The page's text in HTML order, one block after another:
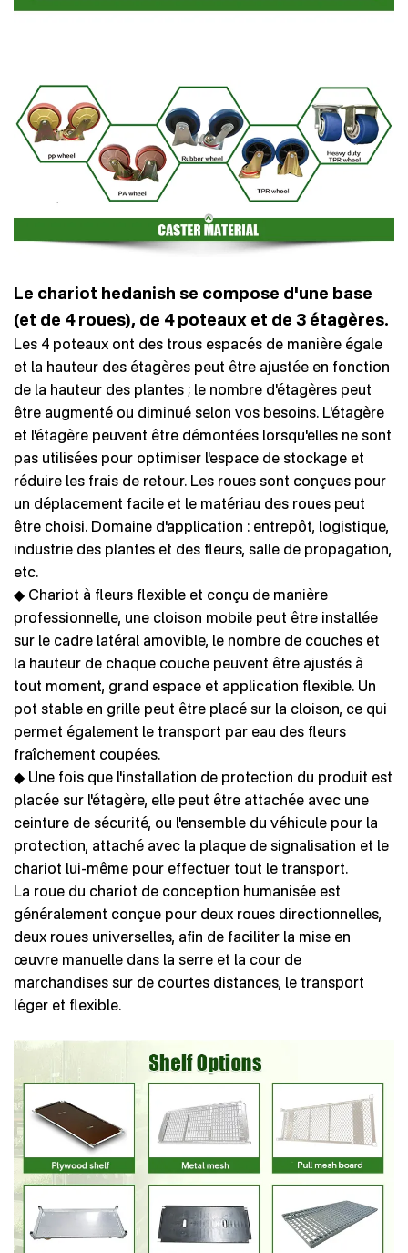
Le chariot hedanish se compose d'une base
(et de 4 roues), de 4 poteaux et de 3 étagères.
Les 4 poteaux ont des trous espacés de manière égale
et la hauteur des étagères peut être ajustée en fonction
de la hauteur des plantes ; le nombre d'étagères peut
être augmenté ou diminué selon vos besoins. L'étagère
et l'étagère peuvent être démontées lorsqu'elles ne sont
pas utilisées pour optimiser l'espace de stockage et
réduire les frais de retour. Les roues sont conçues pour
un déplacement facile et le matériau des roues peut
être choisi. Domaine d'application : entrepôt, logistique,
industrie des plantes et des fleurs, salle de propagation,
etc.
◆ Chariot à fleurs flexible et conçu de manière
professionnelle, une cloison mobile peut être installée
sur le cadre latéral amovible, le nombre de couches et
la hauteur de chaque couche peuvent être ajustés à
tout moment, grand espace et application flexible. Un
pot stable en grille peut être placé sur la cloison, ce qui
permet également le transport par eau des fleurs
fraîchement coupées.
◆ Une fois que l'installation de protection du produit est
placée sur l'étagère, elle peut être attachée avec une
ceinture de sécurité, ou l'ensemble du véhicule pour la
protection, attaché avec la plaque de signalisation et le
chariot lui-même pour effectuer tout le transport.
La roue du chariot de conception humanisée est
généralement conçue pour deux roues directionnelles,
deux roues universelles, afin de faciliter la mise en
œuvre manuelle dans la serre et la cour de
marchandises sur de courtes distances, le transport
léger et flexible.